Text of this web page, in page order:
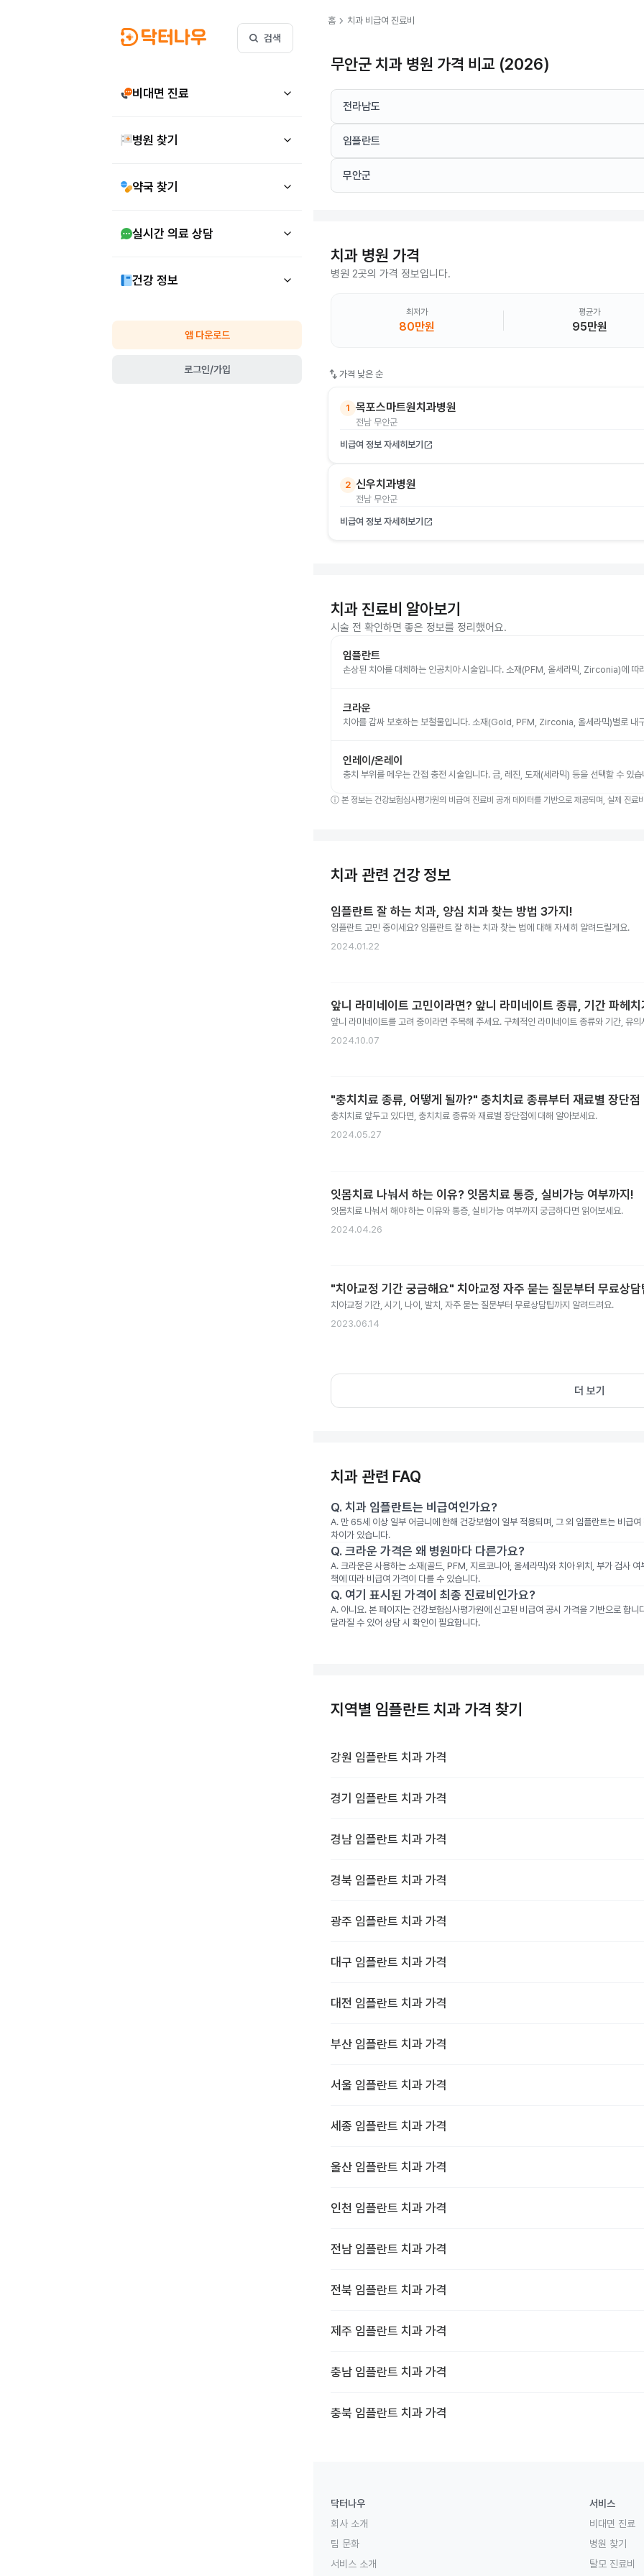
검색
비대면 진료
병원 찾기
약국 찾기
실시간 의료 상담
건강 정보
앱 다운로드
로그인/가입
홈 chevron_right 치과 비급여 진료비
무안군 치과 병원 가격 비교 (2026)
전라남도
임플란트
무안군
치과 병원 가격
병원 2곳의 가격 정보입니다.
최저가
80만원
평균가
95만원
swap_vert 가격 낮은 순
1 목포스마트원치과병원
전남 무안군
비급여 정보 자세히보기 open_in_new
2 신우치과병원
전남 무안군
비급여 정보 자세히보기 open_in_new
치과 진료비 알아보기
시술 전 확인하면 좋은 정보를 정리했어요.
임플란트
손상된 치아를 대체하는 인공치아 시술입니다. 소재(PFM, 올세라믹, Zirconia)에 따
크라운
치아를 감싸 보호하는 보철물입니다. 소재(Gold, PFM, Zirconia, 올세라믹)별로 내
인레이/온레이
충치 부위를 메우는 간접 충전 시술입니다. 금, 레진, 도재(세라믹) 등을 선택할 수 있습
ⓘ 본 정보는 건강보험심사평가원의 비급여 진료비 공개 데이터를 기반으로 제공되며, 실제 진료
치과 관련 건강 정보
임플란트 잘 하는 치과, 양심 치과 찾는 방법 3가지!
임플란트 고민 중이세요? 임플란트 잘 하는 치과 찾는 법에 대해 자세히 알려드릴게요.
2024.01.22
앞니 라미네이트 고민이라면? 앞니 라미네이트 종류, 기간 파헤치
앞니 라미네이트를 고려 중이라면 주목해 주세요. 구체적인 라미네이트 종류와 기간, 유
2024.10.07
"충치치료 종류, 어떻게 될까?" 충치치료 종류부터 재료별 장단점
충치치료 앞두고 있다면, 충치치료 종류와 재료별 장단점에 대해 알아보세요.
2024.05.27
잇몸치료 나눠서 하는 이유? 잇몸치료 통증, 실비가능 여부까지!
잇몸치료 나눠서 해야 하는 이유와 통증, 실비가능 여부까지 궁금하다면 읽어보세요.
2024.04.26
"치아교정 기간 궁금해요" 치아교정 자주 묻는 질문부터 무료상담
치아교정 기간, 시기, 나이, 발치, 자주 묻는 질문부터 무료상담팁까지 알려드려요.
2023.06.14
더 보기
치과 관련 FAQ
Q. 치과 임플란트는 비급여인가요?
A. 만 65세 이상 일부 어금니에 한해 건강보험이 일부 적용되며, 그 외 임플란트는 비급
차이가 있습니다.
Q. 크라운 가격은 왜 병원마다 다른가요?
A. 크라운은 사용하는 소재(골드, PFM, 지르코니아, 올세라믹)와 치아 위치, 부가 검사
책에 따라 비급여 가격이 다를 수 있습니다.
Q. 여기 표시된 가격이 최종 진료비인가요?
A. 아니요. 본 페이지는 건강보험심사평가원에 신고된 비급여 공시 가격을 기반으로 합
달라질 수 있어 상담 시 확인이 필요합니다.
지역별 임플란트 치과 가격 찾기
강원 임플란트 치과 가격
경기 임플란트 치과 가격
경남 임플란트 치과 가격
경북 임플란트 치과 가격
광주 임플란트 치과 가격
대구 임플란트 치과 가격
대전 임플란트 치과 가격
부산 임플란트 치과 가격
서울 임플란트 치과 가격
세종 임플란트 치과 가격
울산 임플란트 치과 가격
인천 임플란트 치과 가격
전남 임플란트 치과 가격
전북 임플란트 치과 가격
제주 임플란트 치과 가격
충남 임플란트 치과 가격
충북 임플란트 치과 가격
닥터나우
회사 소개
팀 문화
서비스 소개
서비스
비대면 진료
병원 찾기
탈모 진료비